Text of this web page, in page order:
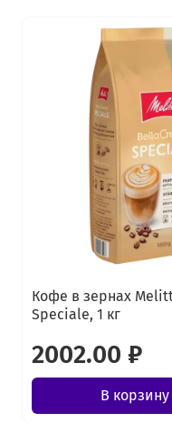
Кофе в зернах
Speciale, 1 кг
2002.00 ₽
В корзину